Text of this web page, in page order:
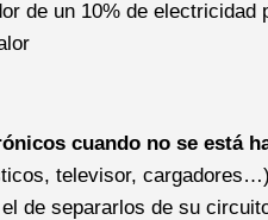
de un 10% de
cuando no se está
televisor,
de separarlos de su